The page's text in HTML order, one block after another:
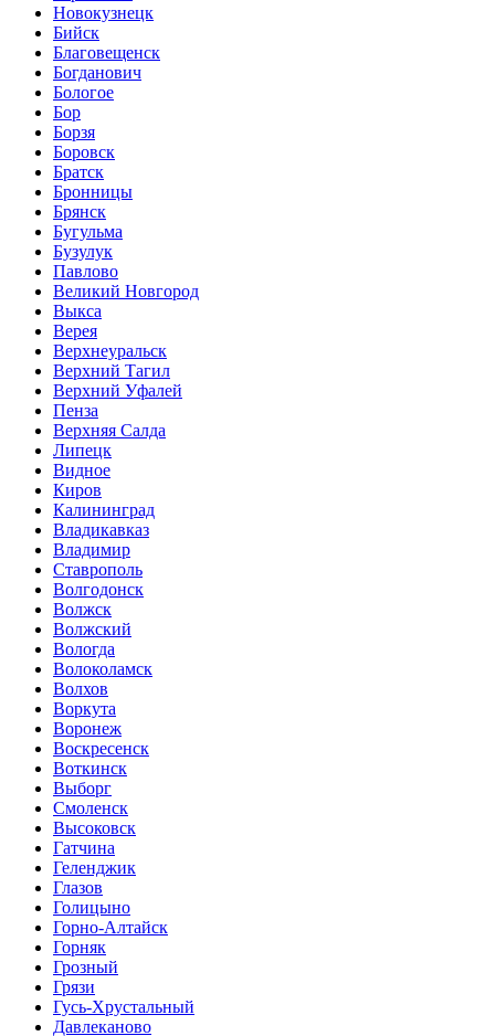
Новокузнецк
Бийск
Благовещенск
Богданович
Бологое
Бор
Борзя
Боровск
Братск
Бронницы
Брянск
Бугульма
Бузулук
Павлово
Великий Новгород
Выкса
Верея
Верхнеуральск
Верхний Тагил
Верхний Уфалей
Пенза
Верхняя Салда
Липецк
Видное
Киров
Калининград
Владикавказ
Владимир
Ставрополь
Волгодонск
Волжск
Волжский
Вологда
Волоколамск
Волхов
Воркута
Воронеж
Воскресенск
Воткинск
Выборг
Смоленск
Высоковск
Гатчина
Геленджик
Глазов
Голицыно
Горно-Алтайск
Горняк
Грозный
Грязи
Гусь-Хрустальный
Давлеканово